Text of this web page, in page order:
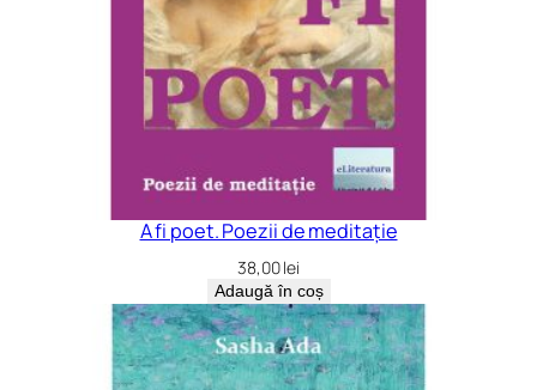
A fi poet. Poezii de meditație
38,00lei
Adaugă în coș